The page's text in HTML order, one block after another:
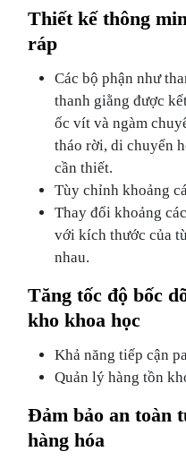
Thiết kế thông
ráp
Các bộ phận như
thanh giằng được
ốc vít và ngàm
tháo rời, di chuyển
cần thiết.
Tùy chỉnh khoảng
Thay đổi khoảng
với kích thước của
nhau.
Tăng tốc độ bốc
kho khoa học
Khả năng tiếp cận
Quản lý hàng tồn
Đảm bảo an toàn
hàng hóa